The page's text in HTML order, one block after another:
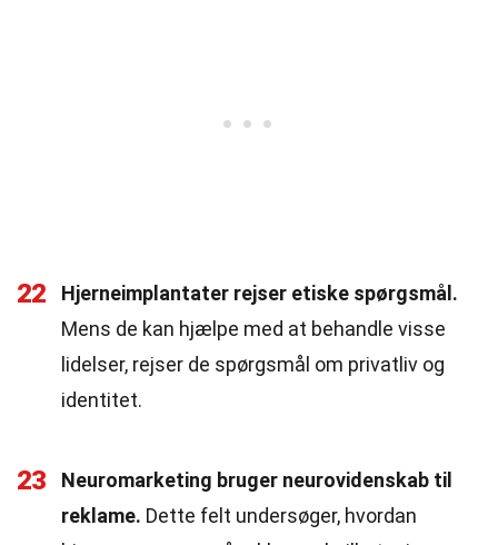
22
Hjerneimplantater rejser etiske spørgsmål.
Mens de kan hjælpe med at behandle visse
lidelser, rejser de spørgsmål om privatliv og
identitet.
23
Neuromarketing bruger neurovidenskab til
reklame. Dette felt undersøger, hvordan